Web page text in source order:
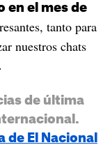
en el mes de
tanto para
nuestros chats
de última
de El Nacional